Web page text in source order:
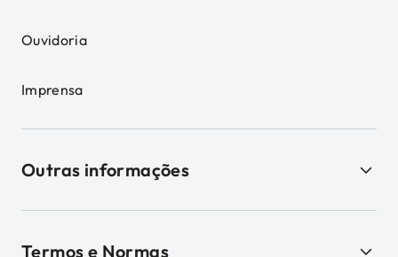
Ouvidoria
Imprensa
Outras informações
Termos e Normas